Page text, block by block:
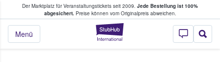
Der Marktplatz für Veranstaltungstickets seit 2009. Jede Bestellung ist 100%
abgesichert.Preise können vom Originalpreis abweichen.
StubHub - Wo
Menü
Tickets kaufen & verkaufen